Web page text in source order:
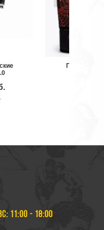
Перчатки
11:00 - 18:00